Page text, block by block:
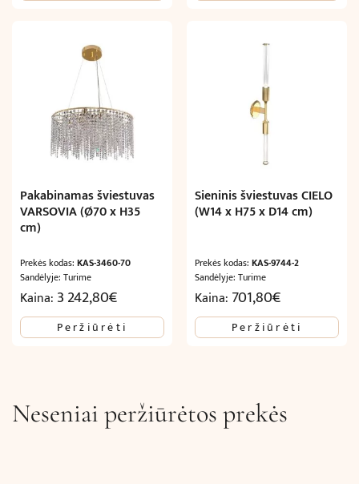
Pakabinamas šviestuvas
VARSOVIA (Ø70 x H35
cm)
Prekės kodas: KAS-3460-70
Sandėlyje: Turime
Kaina: 3 242,80€
Peržiūrėti
Sieninis šviestuvas CIELO
(W14 x H75 x D14 cm)
Prekės kodas:KAS-9744-2
Sandėlyje: Turime
Kaina: 701,80€
Peržiūrėti
Neseniai peržiūrėtos prekės